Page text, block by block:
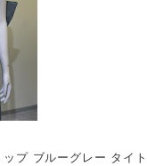
プ ブルーグレー タイ